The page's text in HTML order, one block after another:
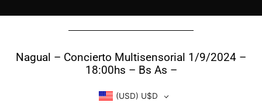
Nagual – Concierto Multisensorial 1/9/2024 –
18:00hs – Bs As –
(USD) U$D